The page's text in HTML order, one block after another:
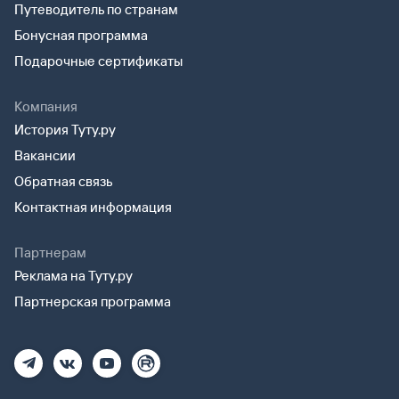
Путеводитель по странам
Бонусная программа
Подарочные сертификаты
Компания
История Туту.ру
Вакансии
Обратная связь
Контактная информация
Партнерам
Реклама на Туту.ру
Партнерская программа